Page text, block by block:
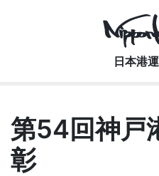
Main
日本港
第54回神戸
彰